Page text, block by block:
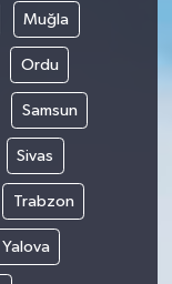
Muğla
Ordu
Samsun
Sivas
Trabzon
Yalova